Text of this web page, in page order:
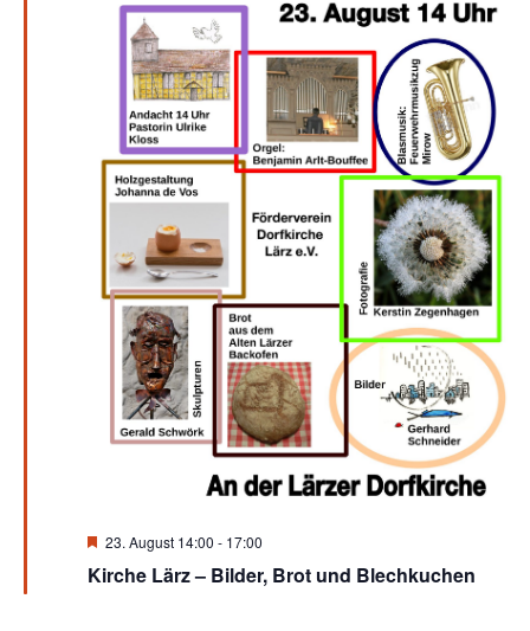
Kirche Lärz – Bilder, Brot und Blechkuchen
Hervorgehoben
23. August 14:00 - 17:00